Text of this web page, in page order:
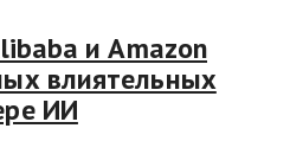
и Amazon
влиятельных
ИИ